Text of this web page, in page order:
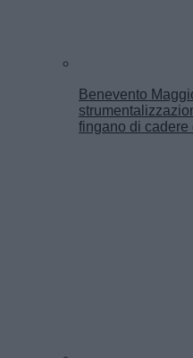
Benevento
fingano di cadere